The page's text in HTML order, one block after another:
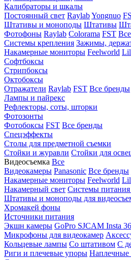
Калибраторы и шкалы
Постоянный свет RaylabYongnuo
Штативы и моноподы Штативы
Фотофоны Raylab Colorama FST
Системы крепления Зажимы,
Накамерные мониторы Feelworld
Софтбоксы
Стрипбоксы
Октобоксы
Отражатели Raylab FST Все бренды
Лампы и пайрекс
Рефлекторы, соты, шторки
Фотозонты
Фотобоксы FST Все бренды
Спецэффекты
Столы для предметной съемки
Стойки и журавли Стойки для
Видеосъемка Все
Видеокамеры Panasonic Все бренды
Накамерные мониторы Feelworld
Накамерный свет Системы питания
Штативы и моноподы для
Хромакей фоны
Источники питания
Экшн камеры GoPro SJCAM Insta
Микрофоны для видеокамер
Кольцевые лампы Со штативом C
Риги и плечевые упоры